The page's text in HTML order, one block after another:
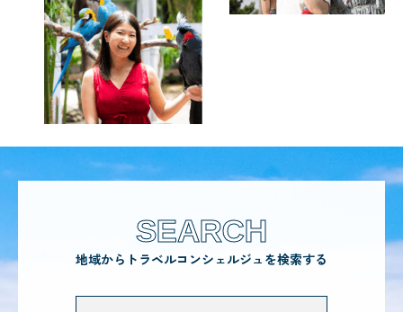
SEARCH
地域からトラベルコンシェルジュを検索する